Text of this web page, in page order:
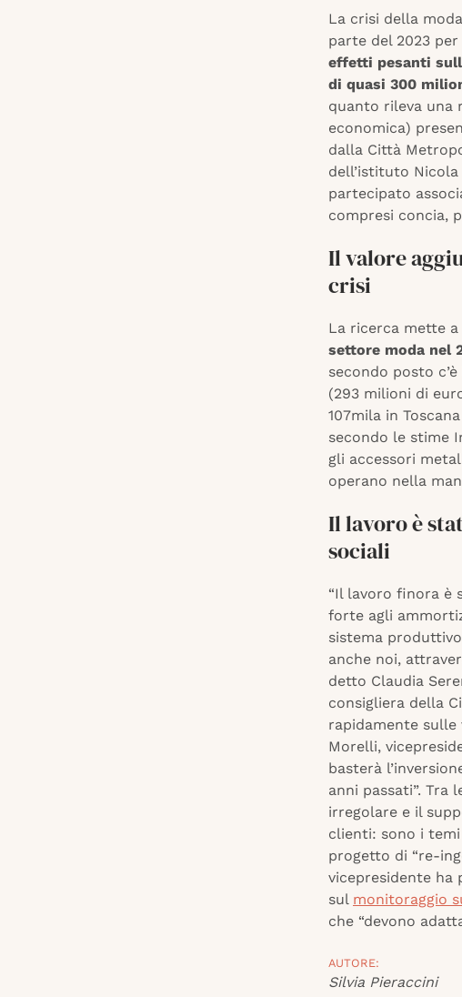
La crisi della
parte del 2023
effetti pesanti
di quasi 300
quanto rileva una
economica)
dalla Città
dell’istituto
partecipato
compresi concia,
Il valore
crisi
La ricerca mette
settore moda nel
secondo posto
(293 milioni di
107mila in
secondo le stime
gli accessori
operano nella
Il lavoro è
sociali
“Il lavoro finora è
forte agli
sistema
anche noi,
detto Claudia
consigliera della
rapidamente
Morelli,
basterà
anni passati”.
irregolare e il
clienti: sono i
progetto di “re-
vicepresidente ha
sul monitoraggio
che “devono
AUTORE:
Silvia Pieraccini